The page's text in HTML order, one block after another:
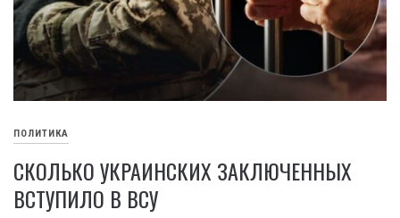
ПОЛИТИКА
СКОЛЬКО УКРАИНСКИХ ЗАКЛЮЧЕННЫХ
ВСТУПИЛО В ВСУ